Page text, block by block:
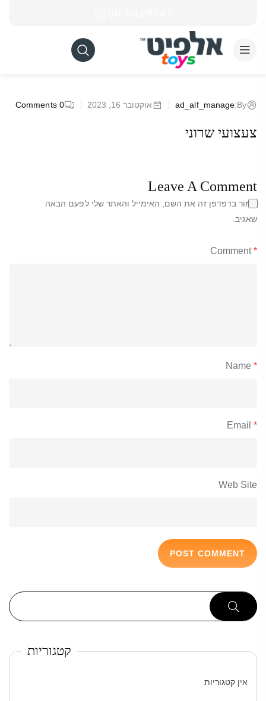
By:
ad_alf_manage אוקטובר 16, 2023 0
Comments
צעצועי שרוני
Leave A Comment
שמור בדפדפן זה את השם, האימייל והאתר שלי לפעם הבאה
שאגיב.
*
Comment
*
Name
*
Email
Web Site
קטגוריות
אין קטגוריות